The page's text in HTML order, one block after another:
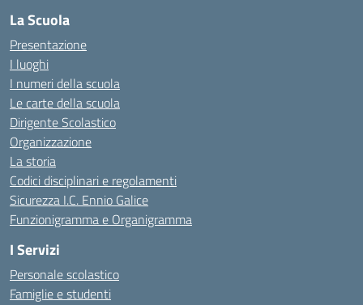
La Scuola
Presentazione
I luoghi
I numeri della scuola
Le carte della scuola
Dirigente Scolastico
Organizzazione
La storia
Codici disciplinari e regolamenti
Sicurezza I.C. Ennio Galice
Funzionigramma e Organigramma
I Servizi
Personale scolastico
Famiglie e studenti